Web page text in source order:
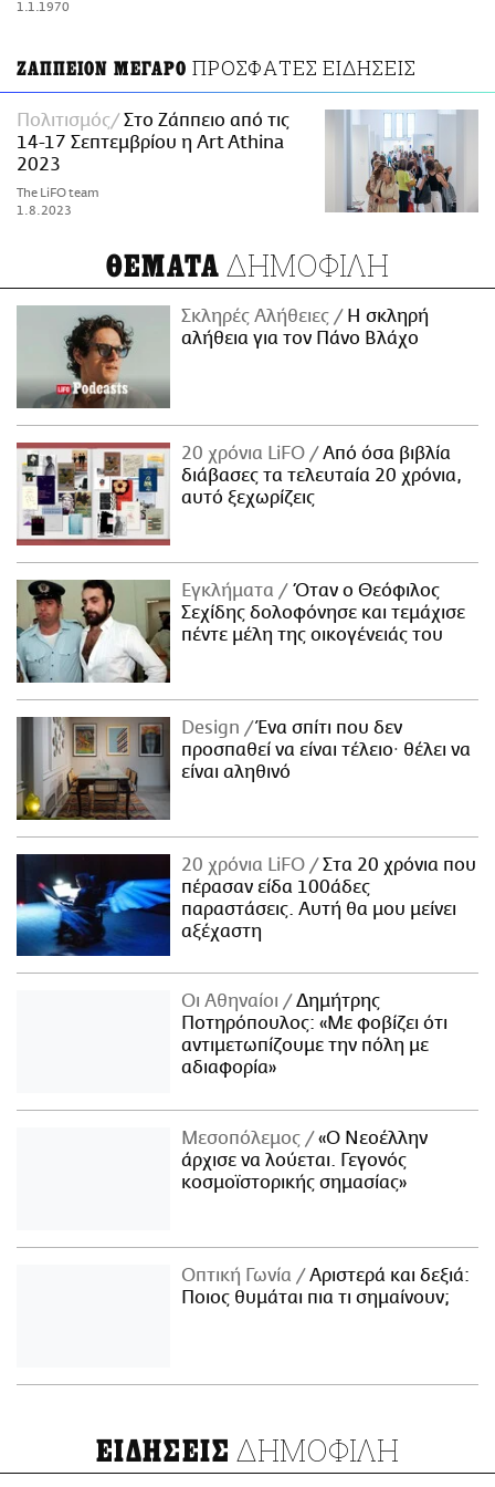
PRINT
1.1.1970
ΖΑΠΠΕΙΟΝ ΜΕΓΑΡΟ ΠΡΟΣΦΑΤΕΣ ΕΙΔΗΣΕΙΣ
Πολιτισμός
Στο Ζάππειο από τις
14-17 Σεπτεμβρίου η Art Athina
2023
The LiFO team
1.8.2023
ΘΕΜΑΤΑ ΔΗΜΟΦΙΛΗ
Σκληρές Αλήθειες
H σκληρή
αλήθεια για τον Πάνο Βλάχο
20 χρόνια LiFO
Από όσα βιβλία
διάβασες τα τελευταία 20 χρόνια,
αυτό ξεχωρίζεις
Εγκλήματα
Όταν ο Θεόφιλος
Σεχίδης δολοφόνησε και τεμάχισε
πέντε μέλη της οικογένειάς του
Design
Ένα σπίτι που δεν
προσπαθεί να είναι τέλειο· θέλει να
είναι αληθινό
20 χρόνια LiFO
Στα 20 χρόνια που
πέρασαν είδα 100άδες
παραστάσεις. Αυτή θα μου μείνει
αξέχαστη
Οι Αθηναίοι
Δημήτρης
Ποτηρόπουλος: «Με φοβίζει ότι
αντιμετωπίζουμε την πόλη με
αδιαφορία»
Μεσοπόλεμος
«Ο Νεοέλλην
άρχισε να λούεται. Γεγονός
κοσμοϊστορικής σημασίας»
Οπτική Γωνία
Αριστερά και δεξιά:
Ποιος θυμάται πια τι σημαίνουν;
ΕΙΔΗΣΕΙΣ ΔΗΜΟΦΙΛΗ